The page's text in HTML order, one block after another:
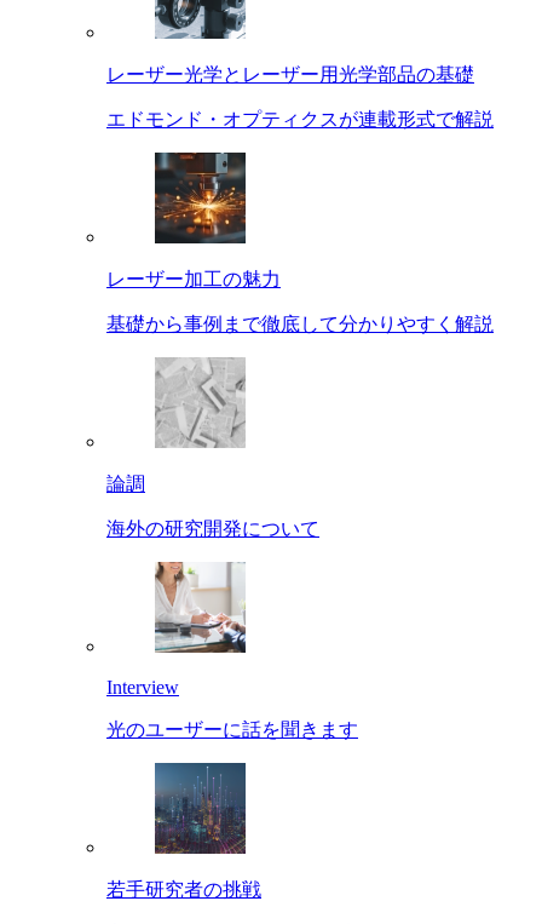
レーザー光学とレーザー用光学部品の基礎
エドモンド・オプティクスが連載形式で解説
レーザー加工の魅力
基礎から事例まで徹底して分かりやすく解説
論調
海外の研究開発について
Interview
光のユーザーに話を聞きます
若手研究者の挑戦